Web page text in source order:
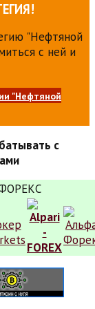
"Нефтяной
с ней и
"Нефтяной
с